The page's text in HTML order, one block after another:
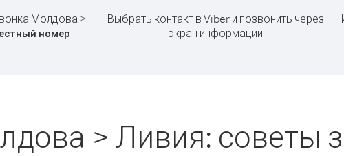
Молдова >
номер
Выбрать контакт в Viber и позвонить через
экран информации
> Ливия: советы